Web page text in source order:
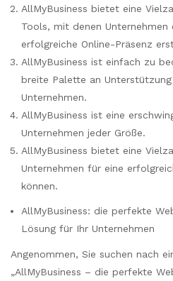
AllMyBusiness bietet eine
Tools, mit denen
erfolgreiche Online-Präsenz
AllMyBusiness ist einfach zu
breite Palette an
Unternehmen.
AllMyBusiness ist eine
Unternehmen jeder Größe.
AllMyBusiness bietet eine
Unternehmen für eine
können.
AllMyBusiness: die perfekte
Lösung für Ihr Unternehmen
Angenommen, Sie suchen nach
„AllMyBusiness – die perfekte